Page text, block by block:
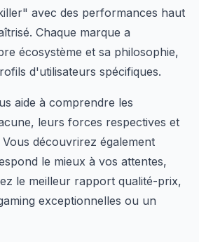
avec des performances haut
Chaque marque a
écosystème et sa philosophie,
d'utilisateurs spécifiques.
aide à comprendre les
leurs forces respectives et
découvrirez également
le mieux à vos attentes,
le meilleur rapport qualité-prix,
exceptionnelles ou un